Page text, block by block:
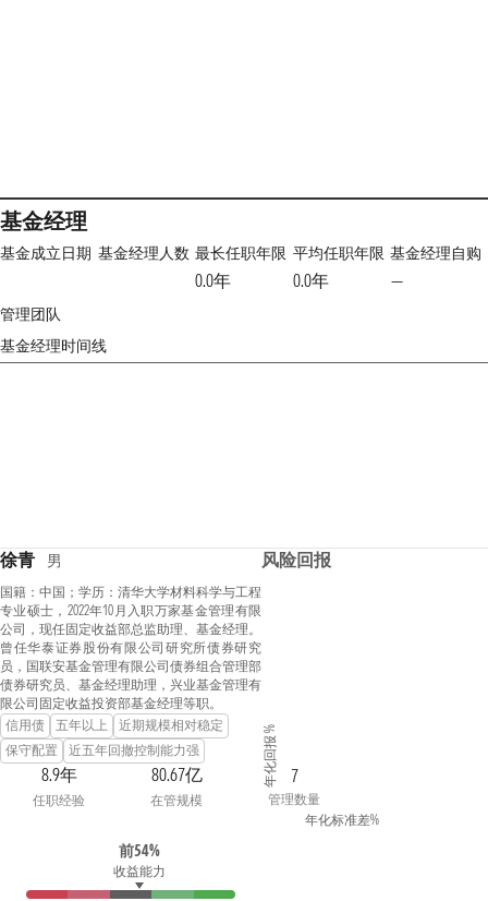
基金经理
基金成立日期 基金经理人数 最长任职年限
0.0年
平均任职年限
0.0年
基金经理自购
—
管理团队
基金经理时间线
徐青 男
国籍：中国；学历：清华大学材料科学与工程
专业硕士，2022年10月入职万家基金管理有限
公司，现任固定收益部总监助理、基金经理。
曾任华泰证券股份有限公司研究所债券研究
员，国联安基金管理有限公司债券组合管理部
债券研究员、基金经理助理，兴业基金管理有
限公司固定收益投资部基金经理等职。
信用债
五年以上
近期规模相对稳定
保守配置
近五年回撤控制能力强
8.9年
任职经验
80.67亿
在管规模
7
管理数量
前54%
收益能力
风险回报
年化回报 %
年化标准差%